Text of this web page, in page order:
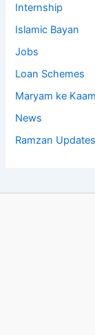
Internship
Islamic Bayan
Jobs
Loan Schemes
Maryam ke Kaam
News
Ramzan Updates